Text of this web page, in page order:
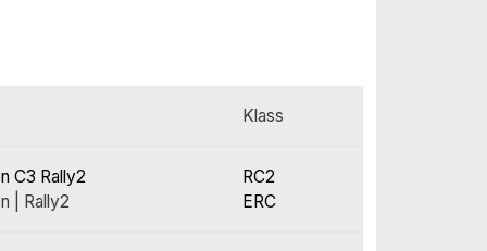
Klass
C3 Rally2
| Rally2
RC2
ERC